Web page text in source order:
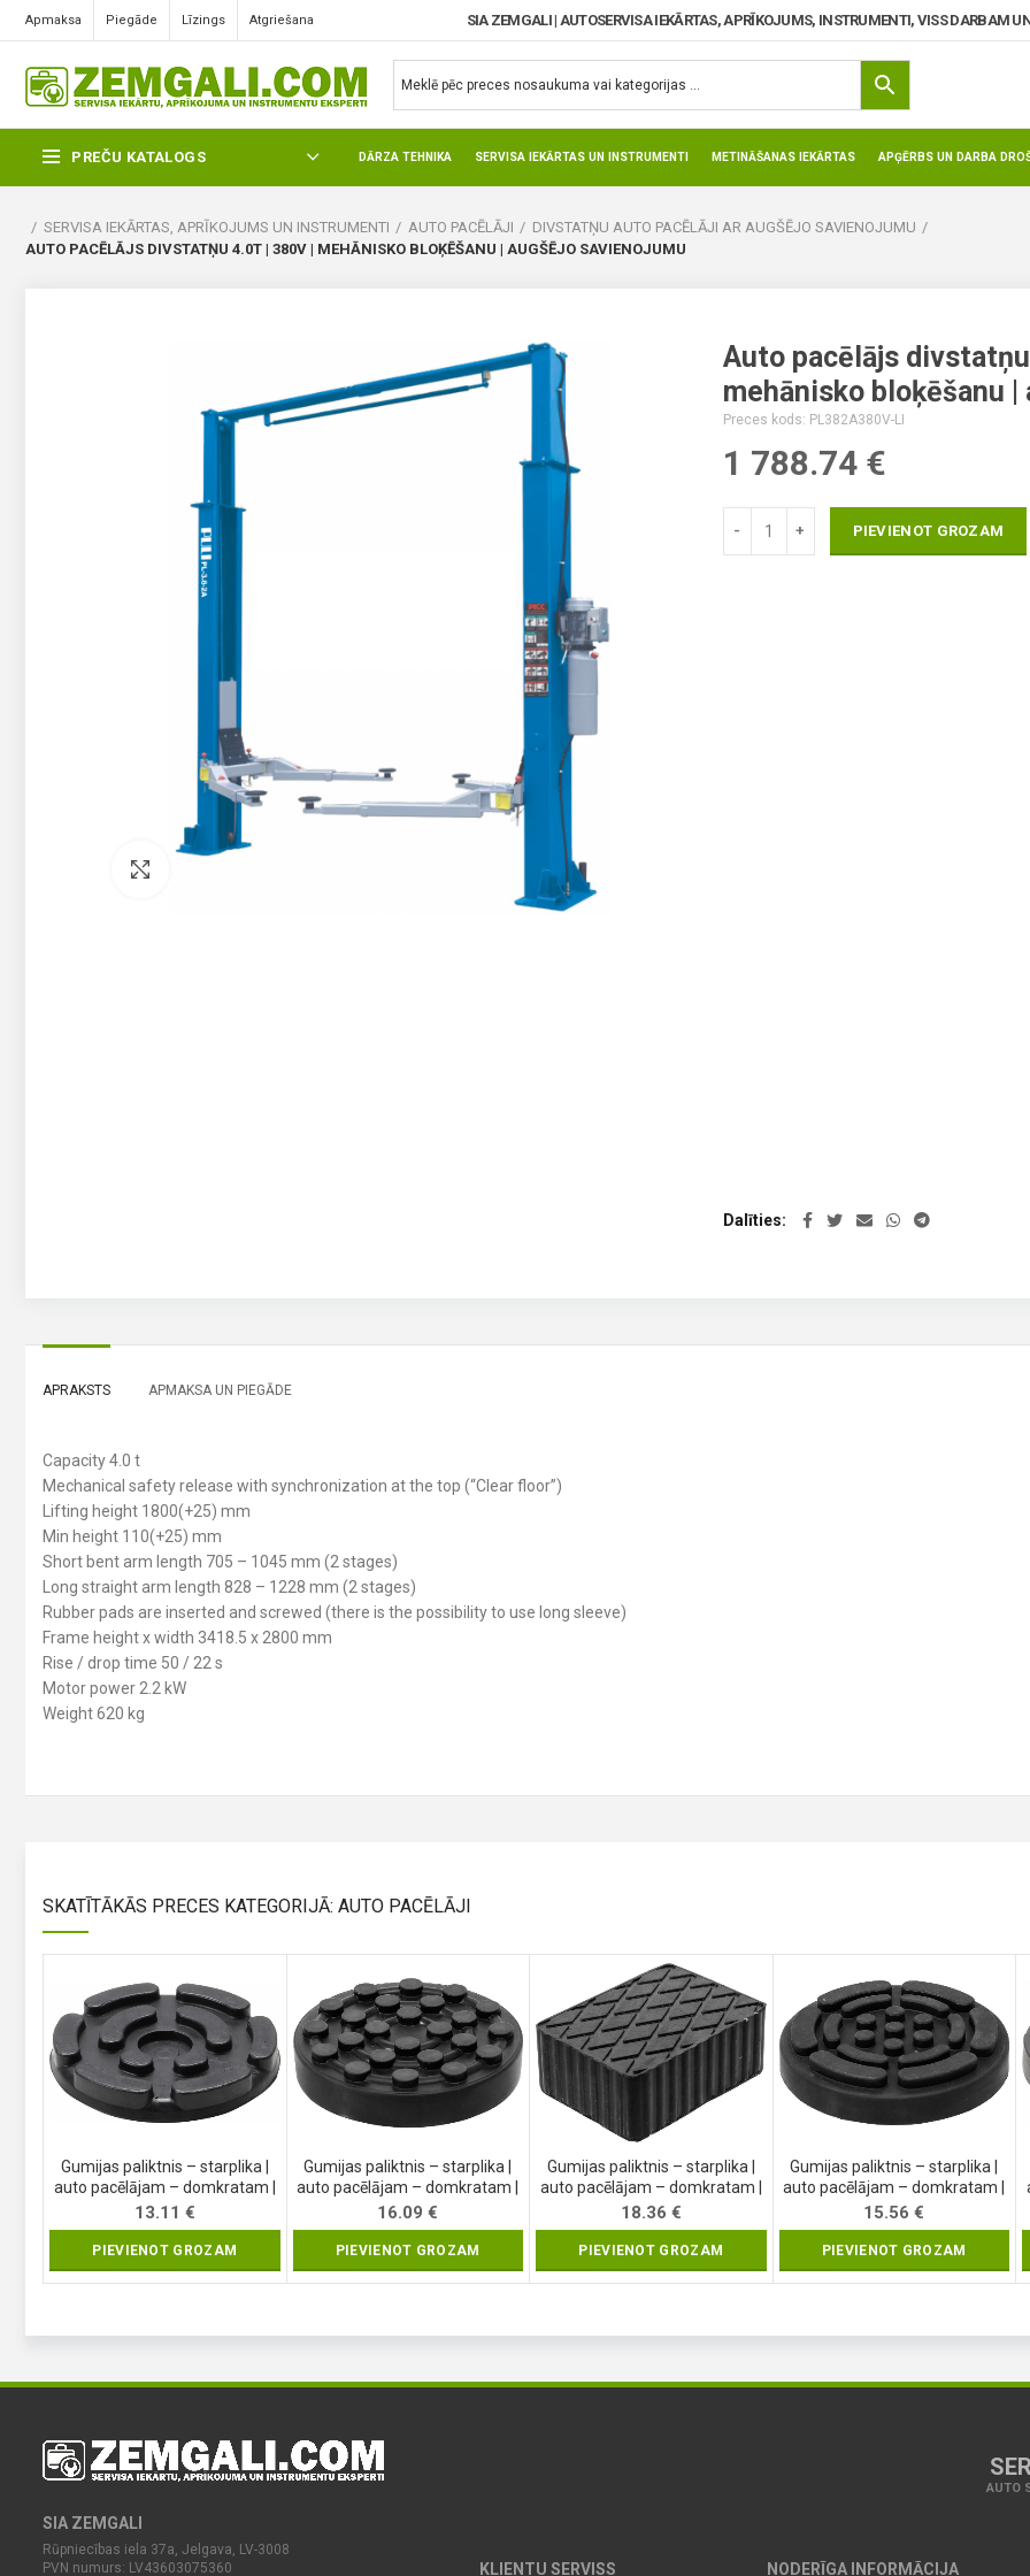
Apmaksa Piegāde Līzings Atgriešana SIA ZEMGALI | AUTOSERVISA IEKĀRTAS, APRĪKOJUMS, INSTRUMENTI, VISS DARBAM
PREČU KATALOGS DĀRZA TEHNIKA SERVISA IEKĀRTAS UN INSTRUMENTI METINĀŠANAS IEKĀRTAS APĢĒRBS UN DARBA
SERVISA IEKĀRTAS, APRĪKOJUMS UN INSTRUMENTI AUTO PACĒLĀJI
DIVSTATŅU AUTO PACĒLĀJI AR AUGŠĒJO SAVIENOJUMU
AUTO PACĒLĀJS DIVSTATŅU 4.0T | 380V | MEHĀNISKO BLOĶĒŠANU | AUGŠĒJO SAVIENOJUMU
Auto pacēlājs
mehānisko bloķēšanu
Preces kods: PL382A380V-LI
1 788.74 €
PIEVIENOT GROZAM
Dalīties
APRAKSTS APMAKSA UN PIEGĀDE
Capacity 4.0 t
Mechanical safety release with synchronization at the top (“Clear floor”)
Lifting height 1800(+25) mm
Min height 110(+25) mm
Short bent arm length 705 – 1045 mm (2 stages)
Long straight arm length 828 – 1228 mm (2 stages)
Rubber pads are inserted and screwed (there is the possibility to use long sleeve)
Frame height x width 3418.5 x 2800 mm
Rise / drop time 50 / 22 s
Motor power 2.2 kW
Weight 620 kg
SKATĪTĀKĀS PRECES KATEGORIJĀ: AUTO PACĒLĀJI
Gumijas paliktnis – starplika |
auto pacēlājam – domkratam |
Ø 145 mm (6473)
13.11 €
PIEVIENOT GROZAM
Gumijas paliktnis – starplika |
auto pacēlājam – domkratam |
Ø 123 mm (7043)
16.09€
PIEVIENOT GROZAM
Gumijas paliktnis – starplika |
auto pacēlājam – domkratam |
160 x 120 x 60 mm (7038)
18.36 €
PIEVIENOT GROZAM
Gumijas paliktnis – starplika |
auto pacēlājam – domkratam |
Ø 140 mm (7047)
15.56€
PIEVIENOT GROZAM
SIA ZEMGALI
Rūpniecības iela 37a, Jelgava, LV-3008
PVN numurs: LV43603075360
AUTO
KLIENTU SERVISS NODERĪGA INFORMĀCIJA